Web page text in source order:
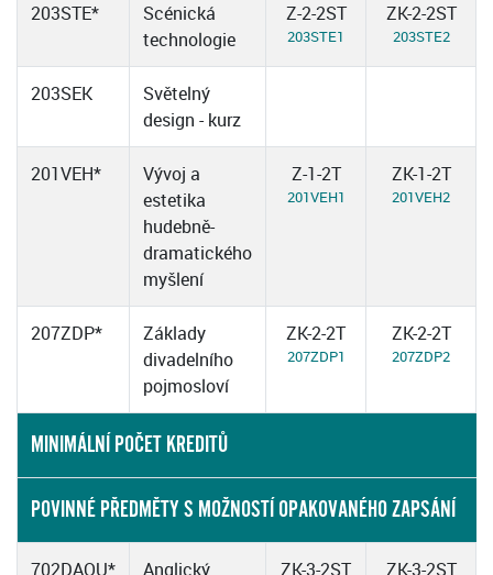
203STE*
Scénická
technologie
Z-2-2ST
203STE1
ZK-2-2ST
203STE2
203SEK
Světelný
design - kurz
201VEH*
Vývoj a
estetika
hudebně-
dramatického
myšlení
Z-1-2T
201VEH1
ZK-1-2T
201VEH2
207ZDP*
Základy
divadelního
pojmosloví
ZK-2-2T
207ZDP1
ZK-2-2T
207ZDP2
MINIMÁLNÍ POČET KREDITŮ
POVINNÉ PŘEDMĚTY S MOŽNOSTÍ OPAKOVANÉHO ZAPSÁNÍ
702DAOU* Anglický ZK-3-2ST ZK-3-2ST